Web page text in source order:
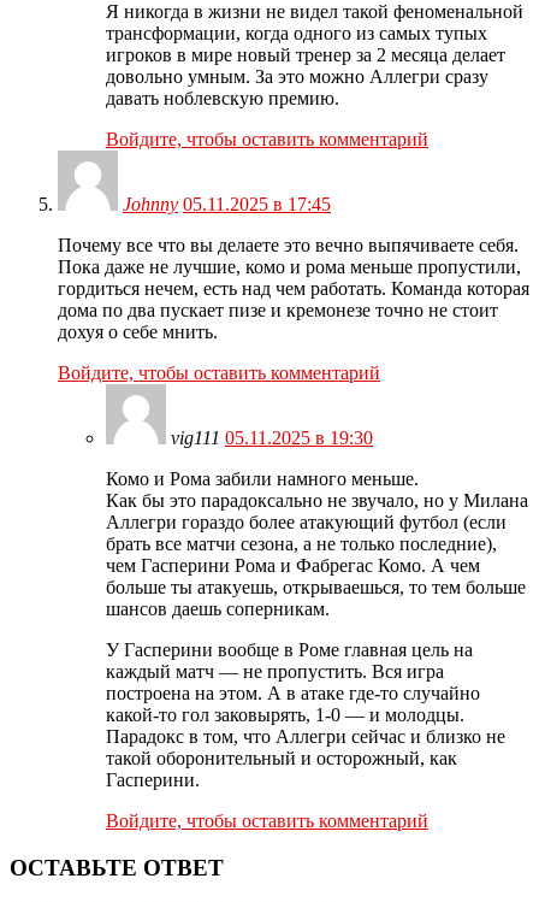
Я никогда в жизни не видел такой феноменальной
трансформации, когда одного из самых тупых
игроков в мире новый тренер за 2 месяца делает
довольно умным. За это можно Аллегри сразу
давать ноблевскую премию.
Войдите, чтобы оставить комментарий
Johnny 05.11.2025 в 17:45
Почему все что вы делаете это вечно выпячиваете себя.
Пока даже не лучшие, комо и рома меньше пропустили,
гордиться нечем, есть над чем работать. Команда которая
дома по два пускает пизе и кремонезе точно не стоит
дохуя о себе мнить.
Войдите, чтобы оставить комментарий
vig111 05.11.2025 в 19:30
Комо и Рома забили намного меньше.
Как бы это парадоксально не звучало, но у Милана
Аллегри гораздо более атакующий футбол (если
брать все матчи сезона, а не только последние),
чем Гасперини Рома и Фабрегас Комо. А чем
больше ты атакуешь, открываешься, то тем больше
шансов даешь соперникам.
У Гасперини вообще в Роме главная цель на
каждый матч — не пропустить. Вся игра
построена на этом. А в атаке где-то случайно
какой-то гол заковырять, 1-0 — и молодцы.
Парадокс в том, что Аллегри сейчас и близко не
такой оборонительный и осторожный, как
Гасперини.
Войдите, чтобы оставить комментарий
ОСТАВЬТЕ ОТВЕТ